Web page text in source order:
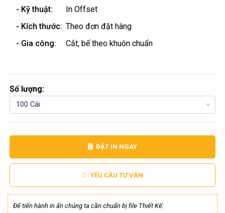
- Kỹ thuật:
In Offset
- Kích thước: Theo đơn đặt hàng
- Gia công:
Cắt, bế theo khuôn chuẩn
Số lượng:
100 Cái
ĐẶT IN NGAY
YÊU CẦU TƯ VẤN
Để tiến hành in ấn chúng ta cần chuẩn bị file Thiết Kế: